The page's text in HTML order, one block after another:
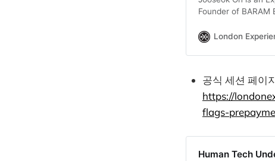
Founder of BARAM
London
공식 세션 페이
https://
flags-
Human Tech